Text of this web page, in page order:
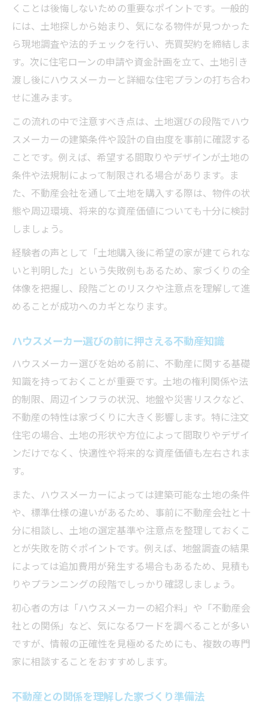
くことは後悔しないための重要なポイントです。一般的
には、土地探しから始まり、気になる物件が見つかった
ら現地調査や法的チェックを行い、売買契約を締結しま
す。次に住宅ローンの申請や資金計画を立て、土地引き
渡し後にハウスメーカーと詳細な住宅プランの打ち合わ
せに進みます。
この流れの中で注意すべき点は、土地選びの段階でハウ
スメーカーの建築条件や設計の自由度を事前に確認する
ことです。例えば、希望する間取りやデザインが土地の
条件や法規制によって制限される場合があります。ま
た、不動産会社を通して土地を購入する際は、物件の状
態や周辺環境、将来的な資産価値についても十分に検討
しましょう。
経験者の声として「土地購入後に希望の家が建てられな
いと判明した」という失敗例もあるため、家づくりの全
体像を把握し、段階ごとのリスクや注意点を理解して進
めることが成功へのカギとなります。
ハウスメーカー選びの前に押さえる不動産知識
ハウスメーカー選びを始める前に、不動産に関する基礎
知識を持っておくことが重要です。土地の権利関係や法
的制限、周辺インフラの状況、地盤や災害リスクなど、
不動産の特性は家づくりに大きく影響します。特に注文
住宅の場合、土地の形状や方位によって間取りやデザイ
ンだけでなく、快適性や将来的な資産価値も左右されま
す。
また、ハウスメーカーによっては建築可能な土地の条件
や、標準仕様の違いがあるため、事前に不動産会社と十
分に相談し、土地の選定基準や注意点を整理しておくこ
とが失敗を防ぐポイントです。例えば、地盤調査の結果
によっては追加費用が発生する場合もあるため、見積も
りやプランニングの段階でしっかり確認しましょう。
初心者の方は「ハウスメーカーの紹介料」や「不動産会
社との関係」など、気になるワードを調べることが多い
ですが、情報の正確性を見極めるためにも、複数の専門
家に相談することをおすすめします。
不動産との関係を理解した家づくり準備法